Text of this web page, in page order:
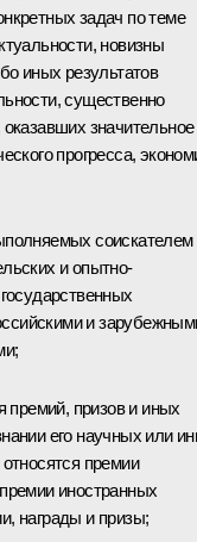
задач по теме
новизны
иных результатов
существенно
значительное
прогресса,
соискателем
и опытно-
и
премий, призов и иных
его научных или
премии
иностранных
награды и призы;